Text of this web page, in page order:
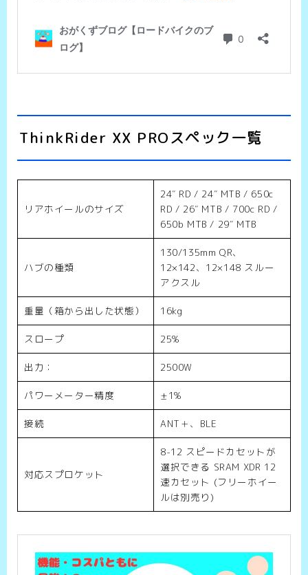
ThinkRider XX PROスペック一覧
リアホイールのサイズ
24″ RD / 24″ MTB / 650c
RD / 26″ MTB / 700c RD /
650b MTB / 29″ MTB
ハブの種類
130/135mm QR、
12×142、12×148 スルー
アクスル
重量（箱から出した状態） 16kg
スロープ 25%
出力： 2500W
パワーメーター精度 ±1%
接続 ANT＋、BLE
対応スプロケット
8-12 スピードカセットが
選択できる SRAM XDR 12
速カセット (フリーホイー
ルは別売り)